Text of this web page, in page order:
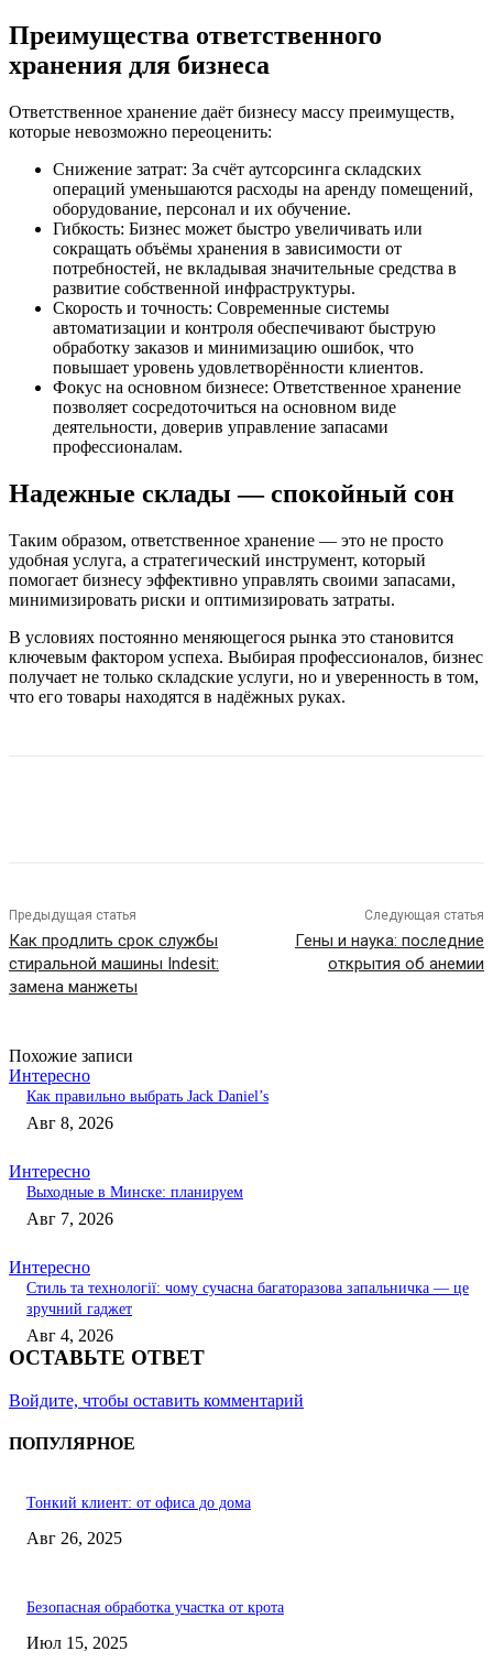
Преимущества ответственного
хранения для бизнеса
Ответственное хранение даёт бизнесу массу преимуществ,
которые невозможно переоценить:
Снижение затрат: За счёт аутсорсинга складских
операций уменьшаются расходы на аренду помещений,
оборудование, персонал и их обучение.
Гибкость: Бизнес может быстро увеличивать или
сокращать объёмы хранения в зависимости от
потребностей, не вкладывая значительные средства в
развитие собственной инфраструктуры.
Скорость и точность: Современные системы
автоматизации и контроля обеспечивают быструю
обработку заказов и минимизацию ошибок, что
повышает уровень удовлетворённости клиентов.
Фокус на основном бизнесе: Ответственное хранение
позволяет сосредоточиться на основном виде
деятельности, доверив управление запасами
профессионалам.
Надежные склады — спокойный сон
Таким образом, ответственное хранение — это не просто
удобная услуга, а стратегический инструмент, который
помогает бизнесу эффективно управлять своими запасами,
минимизировать риски и оптимизировать затраты.
В условиях постоянно меняющегося рынка это становится
ключевым фактором успеха. Выбирая профессионалов, бизнес
получает не только складские услуги, но и уверенность в том,
что его товары находятся в надёжных руках.
Предыдущая статья
Как продлить срок службы
стиральной машины Indesit:
замена манжеты
Следующая статья
Гены и наука: последние
открытия об анемии
Похожие записи
Интересно
Как правильно выбрать Jack Daniel’s
Авг 8, 2026
Интересно
Выходные в Минске: планируем
Авг 7, 2026
Интересно
Стиль та технології: чому сучасна багаторазова запальничка — це
зручний гаджет
Авг 4, 2026
ОСТАВЬТЕ ОТВЕТ
Войдите, чтобы оставить комментарий
ПОПУЛЯРНОЕ
Тонкий клиент: от офиса до дома
Авг 26, 2025
Безопасная обработка участка от крота
Июл 15, 2025